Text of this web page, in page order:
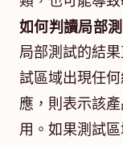
如何判讀局部
局部測試的結
試區域出現任
應，則表示該
用。如果測試